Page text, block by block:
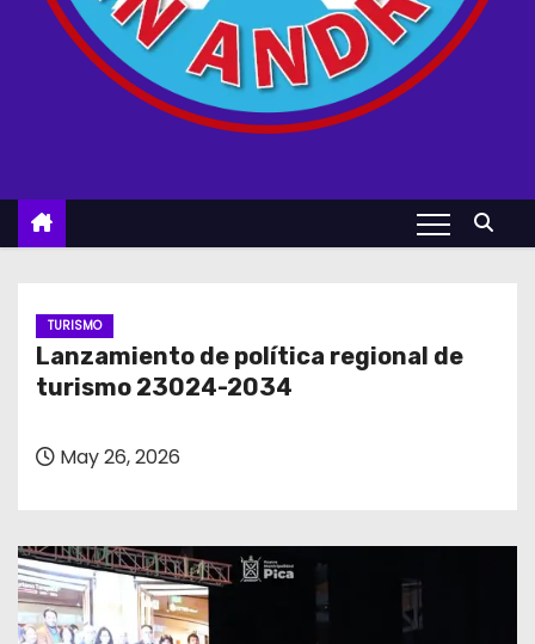
TURISMO
Lanzamiento de política regional de
turismo 23024-2034
May 26, 2026